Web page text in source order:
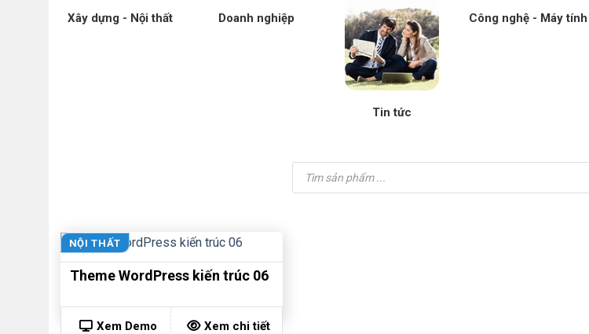
Xây dựng - Nội thất Doanh nghiệp
Tin tức
Công nghệ - Máy tính
Tìm
kiếm
sản
NỘI THẤT
Theme WordPress kiến trúc 06
Xem Demo Xem chi tiết